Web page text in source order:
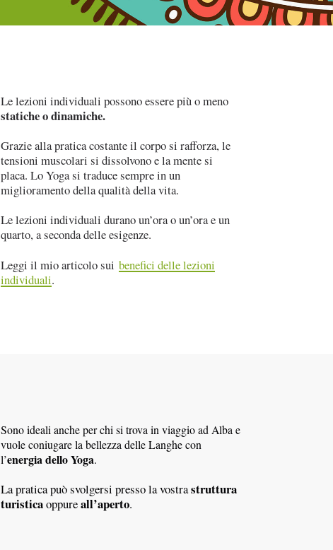
Le lezioni individuali possono essere più o meno
statiche o dinamiche.
Grazie alla pratica costante il corpo si rafforza, le
tensioni muscolari si dissolvono e la mente si
placa. Lo Yoga si traduce sempre in un
miglioramento della qualità della vita.
Le lezioni individuali durano un’ora o un’ora e un
quarto, a seconda delle esigenze.
Leggi il mio articolo sui benefici delle lezioni
individuali.
Sono ideali anche per chi si trova in viaggio ad Alba e
vuole coniugare la bellezza delle Langhe con
l’energia dello Yoga.
La pratica può svolgersi presso la vostrastruttura
turisticaoppureall’aperto.